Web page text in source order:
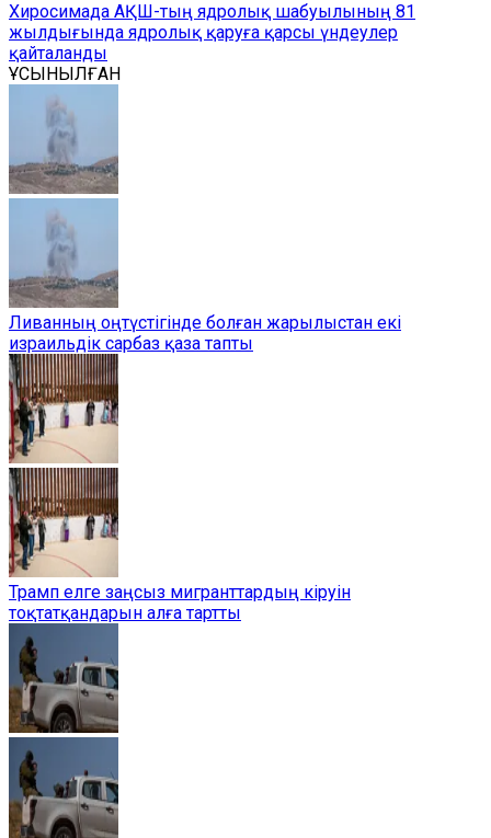
Хиросимада АҚШ-тың ядролық шабуылының 81
жылдығында ядролық қаруға қарсы үндеулер
қайталанды
ҰСЫНЫЛҒАН
Ливанның оңтүстігінде болған жарылыстан екі
израильдік сарбаз қаза тапты
Трамп елге заңсыз мигранттардың кіруін
тоқтатқандарын алға тартты